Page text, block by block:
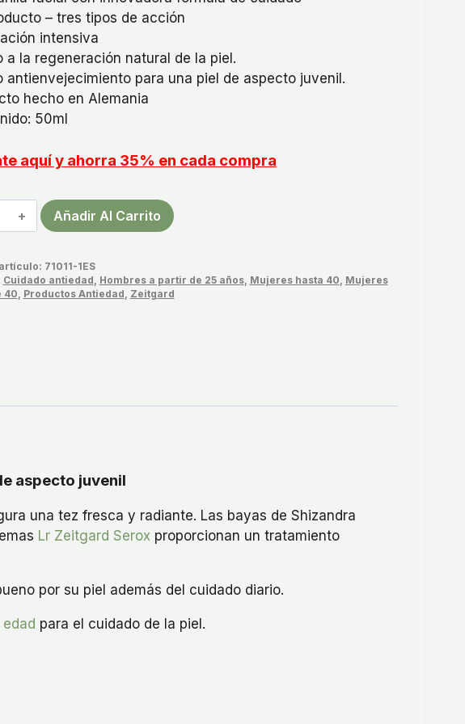
– tres tipos de acción
intensiva
a la regeneración natural de la piel.
antienvejecimiento para una piel de aspecto juvenil.
hecho en Alemania
50ml
aquí y ahorra 35% en cada compra
Añadir Al Carrito
71011-1ES
Cuidado antiedad, Hombres a partir de 25 años, Mujeres hasta 40, Mujeres
40, Productos Antiedad, Zeitgard
aspecto juvenil
una tez fresca y radiante. Las bayas de Shizandra
Lr Zeitgard Serox proporcionan un tratamiento
por su piel además del cuidado diario.
para el cuidado de la piel.